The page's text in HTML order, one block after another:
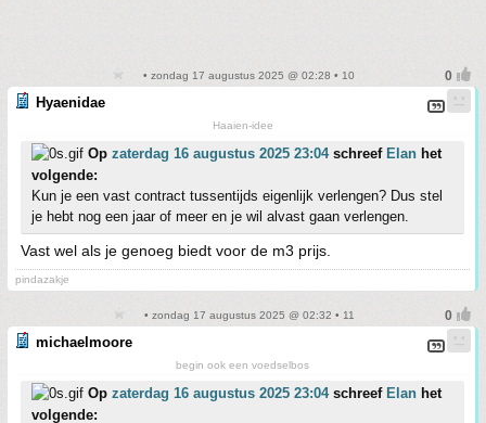
• zondag 17 augustus 2025 @ 02:28 • 10
Hyaenidae
Haaien-idee
Op zaterdag 16 augustus 2025 23:04schreef Elan het
volgende:
Kun je een vast contract tussentijds eigenlijk verlengen? Dus stel
je hebt nog een jaar of meer en je wil alvast gaan verlengen.
Vast wel als je genoeg biedt voor de m3 prijs.
pindazakje
• zondag 17 augustus 2025 @ 02:32 • 11
michaelmoore
begin ook een voedselbos
Op zaterdag 16 augustus 2025 23:04schreef Elan het
volgende: